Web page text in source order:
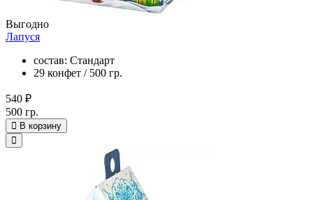
Выгодно
Лапуся
состав: Стандарт
29 конфет / 500 гр.
540 ₽
500 гр.
В корзину